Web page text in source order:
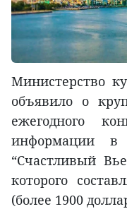
Министерство
объявило о
ежегодного
информации в
“Счастливый
которого
(более 1900